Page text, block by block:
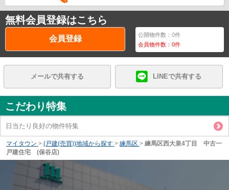
無料会員登録はこちら
会員登録 公開物件数：0件
会員物件数：0件
メールで共有する LINEで共有する
こだわり特集
日当たり良好の物件特集
マイタウン > (戸建(売買))地域から探す > 練馬区 > 練馬区西大泉4丁目 中古一
戸建住宅 (保谷店)